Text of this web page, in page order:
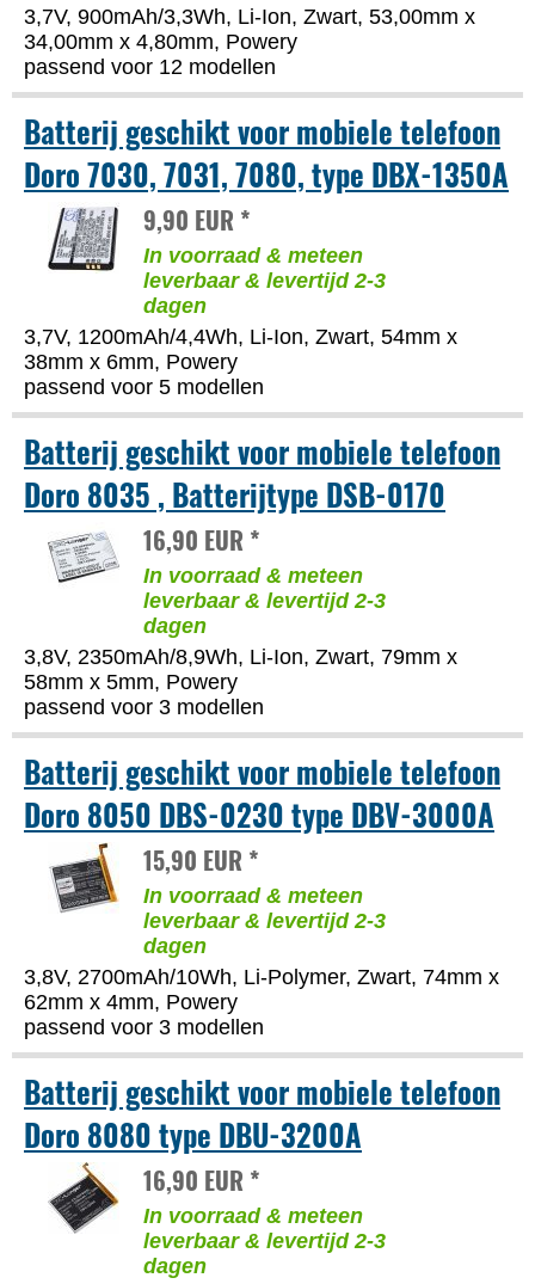
3,7V, 900mAh/3,3Wh, Li-Ion, Zwart, 53,00mm x
34,00mm x 4,80mm, Powery
passend voor 12 modellen
Batterij geschikt voor mobiele telefoon
Doro 7030, 7031, 7080, type DBX-1350A
9,90 EUR *
In voorraad & meteen
leverbaar & levertijd 2-3
dagen
3,7V, 1200mAh/4,4Wh, Li-Ion, Zwart, 54mm x
38mm x 6mm, Powery
passend voor 5 modellen
Batterij geschikt voor mobiele telefoon
Doro 8035 , Batterijtype DSB-0170
16,90 EUR *
In voorraad & meteen
leverbaar & levertijd 2-3
dagen
3,8V, 2350mAh/8,9Wh, Li-Ion, Zwart, 79mm x
58mm x 5mm, Powery
passend voor 3 modellen
Batterij geschikt voor mobiele telefoon
Doro 8050 DBS-0230 type DBV-3000A
15,90 EUR *
In voorraad & meteen
leverbaar & levertijd 2-3
dagen
3,8V, 2700mAh/10Wh, Li-Polymer, Zwart, 74mm x
62mm x 4mm, Powery
passend voor 3 modellen
Batterij geschikt voor mobiele telefoon
Doro 8080 type DBU-3200A
16,90 EUR *
In voorraad & meteen
leverbaar & levertijd 2-3
dagen